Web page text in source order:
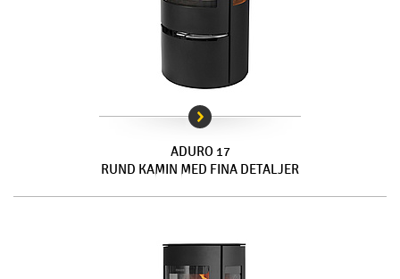
ADURO 17
RUND KAMIN MED FINA DETALJER